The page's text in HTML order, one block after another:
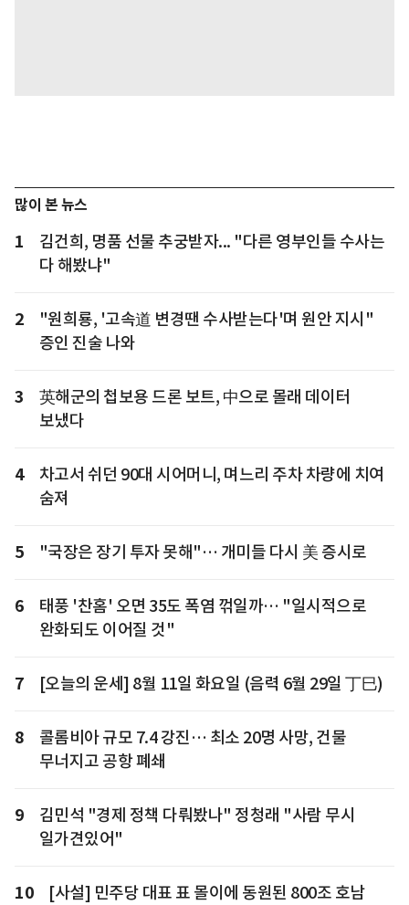
많이 본 뉴스
1
김건희, 명품 선물 추궁받자... "다른 영부인들 수사는
다 해봤냐"
2
"원희룡, '고속道 변경땐 수사받는다'며 원안 지시"
증인 진술 나와
3
英해군의 첩보용 드론 보트, 中으로 몰래 데이터
보냈다
4
차고서 쉬던 90대 시어머니, 며느리 주차 차량에 치여
숨져
5 "국장은 장기 투자 못해"… 개미들 다시 美 증시로
6
태풍 '찬홈' 오면 35도 폭염 꺾일까… "일시적으로
완화되도 이어질 것"
7 [오늘의 운세] 8월 11일 화요일 (음력 6월 29일 丁巳)
8
콜롬비아 규모 7.4 강진… 최소 20명 사망, 건물
무너지고 공항 폐쇄
9
김민석 "경제 정책 다뤄봤나" 정청래 "사람 무시
일가견있어"
10
[사설] 민주당 대표 표 몰이에 동원된 800조 호남